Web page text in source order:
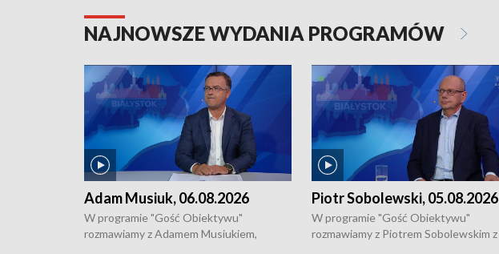
NAJNOWSZE WYDANIA PROGRAMÓW
Adam Musiuk, 06.08.2026
W programie "Gość Obiektywu"
rozmawiamy z Adamem Musiukiem,
Piotr Sobolewski, 05.08.2026
W programie "Gość Obiektywu"
rozmawiamy z Piotrem Sobolewskim z